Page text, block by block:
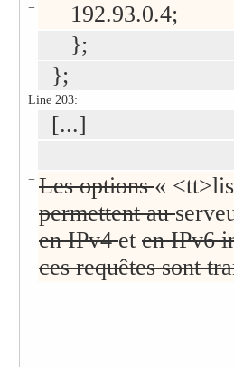
−
192.93.0.4;
};
};
Line 203:
[...]
− Les options«
permettent au
en IPv4et en IPv6
ces requêtes sont